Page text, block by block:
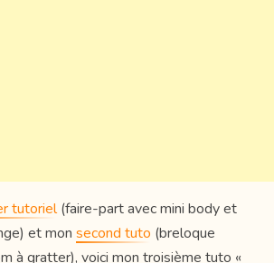
tutoriel(faire-part avec mini body et
et mon second tuto (breloque
à gratter), voici mon troisième tuto «